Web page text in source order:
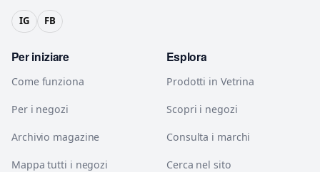
IG FB
Per iniziare
Come funziona
Per i negozi
Archivio magazine
Mappa tutti i negozi
Esplora
Prodotti in Vetrina
Scopri i negozi
Consulta i marchi
Cerca nel sito